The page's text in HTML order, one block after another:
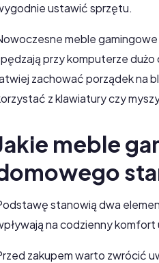
ustawić sprzętu.
meble
przy komputerze
zachować porządek na
z klawiatury czy
meble
stanowią dwa
na codzienny komfort
zakupem warto zwrócić